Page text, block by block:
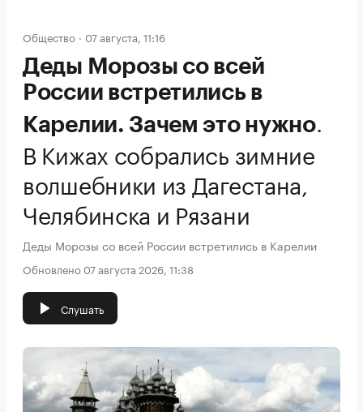
Общество 07 августа, 11:16
Деды Морозы со всей
России встретились в
Карелии. Зачем это нужно.
В Кижах собрались зимние
волшебники из Дагестана,
Челябинска и Рязани
Деды Морозы со всей России встретились в Карелии
Обновлено 07 августа 2026, 11:38
Слушать